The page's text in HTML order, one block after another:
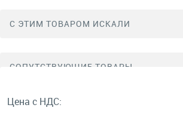
C ЭТИМ ТОВАРОМ ИСКАЛИ
СОПУТСТВУЮЩИЕ ТОВАРЫ
Цена с НДС: